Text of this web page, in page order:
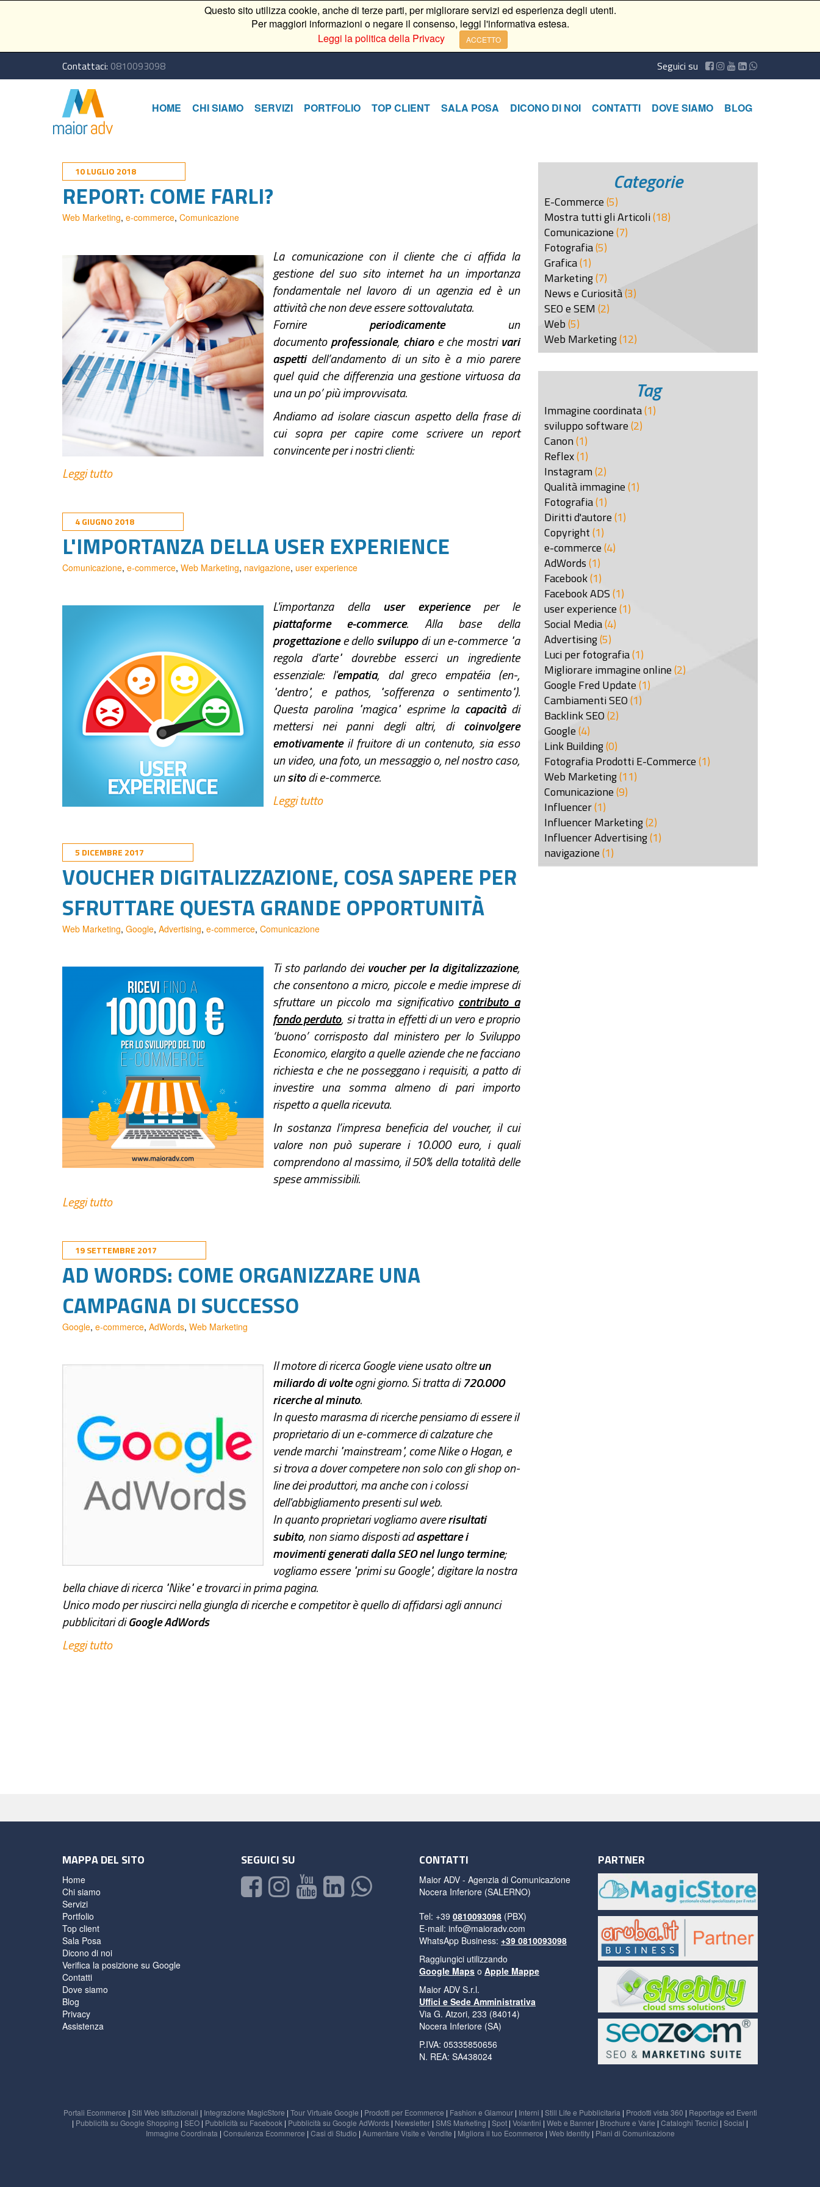
Questo sito utilizza cookie, anche di terze parti, per migliorare servizi ed esperienza degli utenti.
Per maggiori informazioni o negare il consenso, leggi l'informativa estesa.
Leggi la politica della Privacy
ACCETTO
Contattaci: 0810093098 Seguici su
HOME CHI SIAMO SERVIZI PORTFOLIO TOP CLIENT SALA POSA DICONO DI NOI CONTATTI DOVE SIAMO BLOG
10 LUGLIO 2018
REPORT: COME FARLI?
Web Marketing, e-commerce, Comunicazione
La comunicazione con il cliente che ci affida la
gestione del suo sito internet ha un importanza
fondamentale nel lavoro di un agenzia ed è un
attività che non deve essere sottovalutata.
Fornire periodicamenteun
documentoprofessionale, chiaroe che mostrivari
aspettidell’andamento di un sito è a mio parere
quel quid che differenzia una gestione virtuosa da
una un po’ più improvvisata.
Andiamo ad isolare ciascun aspetto della frase di
cui sopra per capire come scrivere un report
convincente per i nostri clienti:
Leggi tutto
4 GIUGNO 2018
L'IMPORTANZA DELLA USER EXPERIENCE
Comunicazione, e-commerce, Web Marketing, navigazione, user experience
L'importanza della user experience per le
piattaforme e-commerce. Alla base della
progettazionee dellosviluppodi un e-commerce "a
regola d'arte" dovrebbe esserci un ingrediente
essenziale: l'empatia, dal greco empatéia (en-,
"dentro", e pathos, "sofferenza o sentimento").
Questa parolina "magica" esprime la capacità di
mettersi nei panni degli altri, di coinvolgere
emotivamenteil fruitore di un contenuto, sia esso
un video, una foto, un messaggio o, nel nostro caso,
unsitodi e-commerce.
Leggi tutto
5 DICEMBRE 2017
VOUCHER DIGITALIZZAZIONE, COSA SAPERE PER
SFRUTTARE QUESTA GRANDE OPPORTUNITÀ
Web Marketing, Google, Advertising, e-commerce, Comunicazione
Ti sto parlando deivoucher per la digitalizzazione,
che consentono a micro, piccole e medie imprese di
sfruttare un piccolo ma significativo contributo a
fondo perduto, si tratta in effetti di un vero e proprio
‘buono’ corrisposto dal ministero per lo Sviluppo
Economico, elargito a quelle aziende che ne facciano
richiesta e che ne posseggano i requisiti, a patto di
investire una somma almeno di pari importo
rispetto a quella ricevuta.
In sostanza l’impresa beneficia del voucher, il cui
valore non può superare i 10.000 euro, i quali
comprendono al massimo, il 50% della totalità delle
spese ammissibili.
Leggi tutto
19 SETTEMBRE 2017
AD WORDS: COME ORGANIZZARE UNA
CAMPAGNA DI SUCCESSO
Google, e-commerce, AdWords, Web Marketing
Il motore di ricerca Google viene usato oltreun
miliardo di volteogni giorno. Si tratta di720.000
ricerche al minuto.
In questo marasma di ricerche pensiamo di essere il
proprietario di un e-commerce di calzature che
vende marchi "mainstream", come Nike o Hogan, e
si trova a dover competere non solo con gli shop on-
line dei produttori, ma anche con i colossi
dell'abbigliamento presenti sul web.
In quanto proprietari vogliamo avererisultati
subito, non siamo disposti adaspettare i
movimenti generati dalla SEO nel lungo termine;
vogliamo essere "primi su Google", digitare la nostra
bella chiave di ricerca "Nike" e trovarci in prima pagina.
Unico modo per riuscirci nella giungla di ricerche e competitor è quello di affidarsi agli annunci
pubblicitari diGoogle AdWords
Leggi tutto
Categorie
E-Commerce(5)
Mostra tutti gli Articoli(18)
Comunicazione(7)
Fotografia(5)
Grafica(1)
Marketing(7)
News e Curiosità(3)
SEO e SEM (2)
Web(5)
Web Marketing(12)
Tag
Immagine coordinata(1)
sviluppo software(2)
Canon(1)
Reflex(1)
Instagram(2)
Qualità immagine(1)
Fotografia(1)
Diritti d'autore(1)
Copyright(1)
e-commerce(4)
AdWords(1)
Facebook(1)
Facebook ADS(1)
user experience(1)
Social Media(4)
Advertising(5)
Luci per fotografia(1)
Migliorare immagine online(2)
Google Fred Update(1)
Cambiamenti SEO(1)
Backlink SEO(2)
Google(4)
Link Building(0)
Fotografia Prodotti E-Commerce(1)
Web Marketing(11)
Comunicazione(9)
Influencer(1)
Influencer Marketing(2)
Influencer Advertising(1)
navigazione(1)
MAPPA DEL SITO
Home
Chi siamo
Servizi
Portfolio
Top client
Sala Posa
Dicono di noi
Verifica la posizione su Google
Contatti
Dove siamo
Blog
Privacy
Assistenza
SEGUICI SU CONTATTI
Maior ADV - Agenzia di Comunicazione
Nocera Inferiore (SALERNO)
Tel: +39 0810093098 (PBX)
E-mail: info@maioradv.com
WhatsApp Business: +39 0810093098
Raggiungici utilizzando
Google Maps o Apple Mappe
Maior ADV S.r.l.
Uffici e Sede Amministrativa
Via G. Atzori, 233 (84014)
Nocera Inferiore (SA)
P.IVA: 05335850656
N. REA: SA438024
PARTNER
Portali Ecommerce | Siti Web Istituzionali | Integrazione MagicStore | Tour Virtuale Google | Prodotti per Ecommerce | Fashion e Glamour| Interni | Still Life e Pubblicitaria | Prodotti vista 360 | Reportage ed Eventi
| Pubblicità su Google Shopping | SEO | Pubblicità su Facebook | Pubblicità su Google AdWords | Newsletter | SMS Marketing | Spot | Volantini | Web e Banner | Brochure e Varie | Cataloghi Tecnici | Social |
Immagine Coordinata | Consulenza Ecommerce | Casi di Studio | Aumentare Visite e Vendite | Migliora il tuo Ecommerce | Web Identity| Piani di Comunicazione